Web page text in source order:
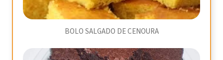
BOLO SALGADO DE CENOURA